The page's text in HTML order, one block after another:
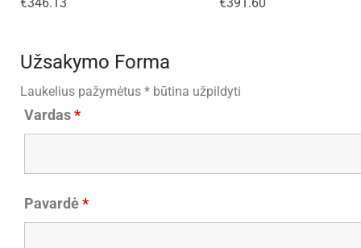
€346.13 €391.60
Užsakymo Forma
Laukelius pažymėtus * būtina užpildyti
Vardas*
Pavardė*